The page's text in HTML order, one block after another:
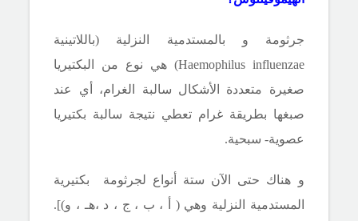
جرثومة و بالمستدمية النزلية (باللاتينية
Haemophilus influenzae) هي نوع من البكتيريا
صغيرة متعددة الأشكال سالبة الغرام، أي عند
صبغها بطريقة غرام تعطي نتيجة سالبة بكتيريا
عصوية- سبحية.
و هناك حتى الآن ستة أنواع لجرثومة بكتيرية
المستدمية النزلية وهي ( أ ، ب ، ج ، د ،هـ ، و)].